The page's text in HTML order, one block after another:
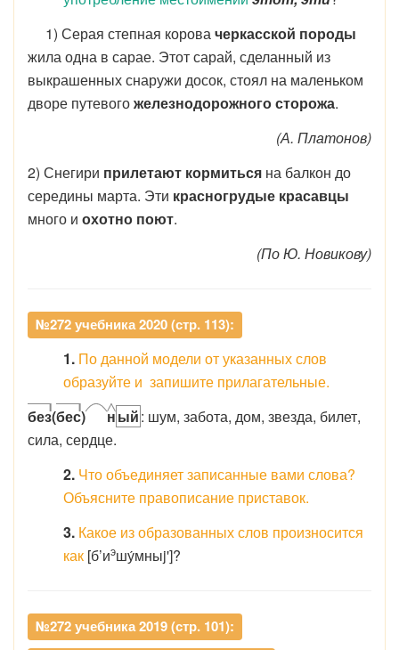
1) Серая степная коровачеркасской породы
жила одна в сарае. Этот сарай, сделанный из
выкрашенных снаружи досок, стоял на маленьком
дворе путевогожелезнодорожного сторожа.
(А. Платонов)
2) Снегири прилетают кормиться на балкон до
середины марта. Эти красногрудые красавцы
много и охотно поют.
(По Ю. Новикову)
№272 учебника 2020 (стр. 113):
1. По данной модели от указанных слов
образуйте и запишите прилагательные.
без(бес) ный: шум, забота, дом, звезда, билет,
сила, сердце.
2. Что объединяет записанные вами слова?
Объясните правописание приставок.
3. Какое из образованных слов произносится
как [б’иэшу́мныj']?
№272 учебника 2019 (стр. 101):